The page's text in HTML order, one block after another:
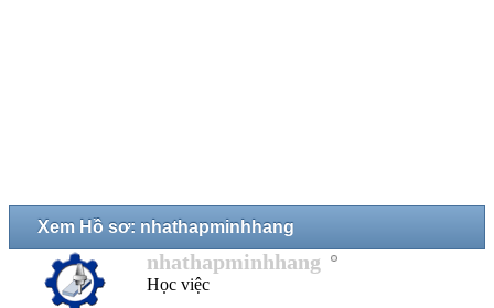
Xem Hồ sơ: nhathapminhhang
nhathapminhhang
Học việc